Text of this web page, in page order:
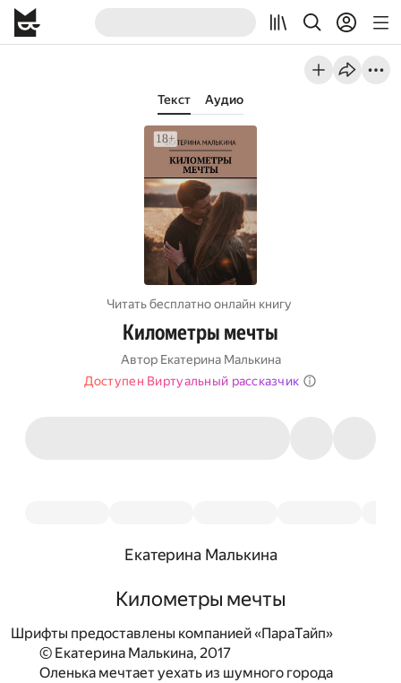
Текст Аудио
Читать бесплатно онлайн книгу
Километры мечты
Автор Екатерина Малькина
Доступен Виртуальный рассказчик
Екатерина Малькина
Километры мечты
Шрифты предоставлены компанией «ПараТайп»
© Екатерина Малькина, 2017
Оленька мечтает уехать из шумного города